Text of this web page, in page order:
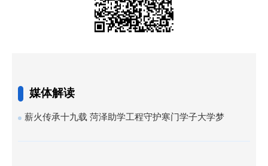
媒体解读
薪火传承十九载 菏泽助学工程守护寒门学子大学梦